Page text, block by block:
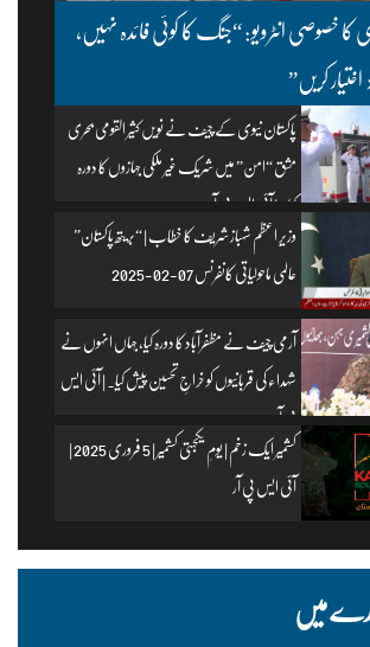
کا خصوصی انٹرویو: “جنگ کا کوئی فائدہ نہیں،
کریں”
پاکستان نیوی کے چیف نے نویں کثیر القومی بحری
مشق “امن” میں شریک غیر ملکی جہازوں کا دورہ
کیا۔ | آئی ایس پی آر
وزیرِ اعظم شہباز شریف کا خطاب | “بریتھ پاکستان”
عالمی ماحولیاتی کانفرنس 07-02-2025
آرمی چیف نے مظفرآباد کا دورہ کیا، جہاں انہوں نے
شہداء کی قربانیوں کو خراجِ تحسین پیش کیا۔ | آئی ایس
پی آر
کشمیر ایک زخم | یومِ یکجہتی کشمیر | 5 فروری 2025 |
آئی ایس پی آر
میں